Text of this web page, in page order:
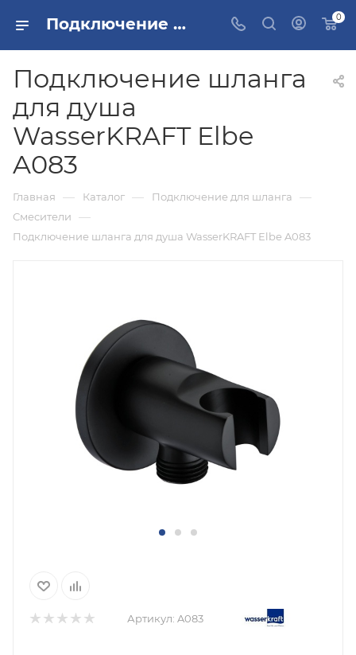
Подключение шланга для душа WasserKRAFT Elbe A083 купить в Москве 0
Подключение шланга
для душа
WasserKRAFT Elbe
A083
Главная — Каталог — Подключение для шланга —
Смесители —
Подключение шланга для душа WasserKRAFT Elbe A083
Артикул: A083